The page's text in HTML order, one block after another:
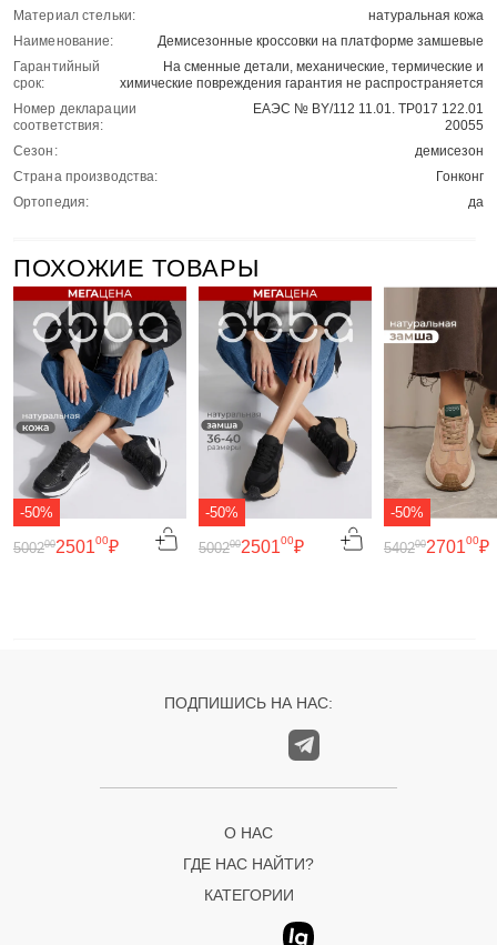
Материал стельки:
натуральная кожа
Наименование:
Демисезонные кроссовки на платформе замшевые
Гарантийный
срок:
На сменные детали, механические, термические и
химические повреждения гарантия не распространяется
Номер декларации
соответствия:
ЕАЭС № BY/112 11.01. ТР017 122.01
20055
Сезон:
демисезон
Страна производства:
Гонконг
Ортопедия:
да
ПОХОЖИЕ ТОВАРЫ
-50%
250100₽
500200
-50%
250100₽
500200
-50%
270100₽
540200
ПОДПИШИСЬ НА НАС:
О НАС
ГДЕ НАС НАЙТИ?
КАТЕГОРИИ